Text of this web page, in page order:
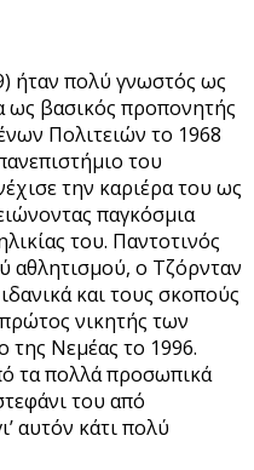
ήταν πολύ γνωστός ως
ως βασικός προπονητής
Πολιτειών το 1968
του
την καριέρα του ως
παγκόσμια
του. Παντοτινός
αθλητισμού, ο Τζόρνταν
και τους σκοπούς
νικητής των
της Νεμέας το 1996.
τα πολλά προσωπικά
του από
αυτόν κάτι πολύ